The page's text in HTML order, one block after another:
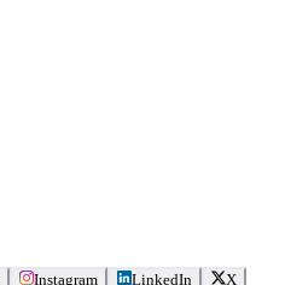
Instagram LinkedIn X